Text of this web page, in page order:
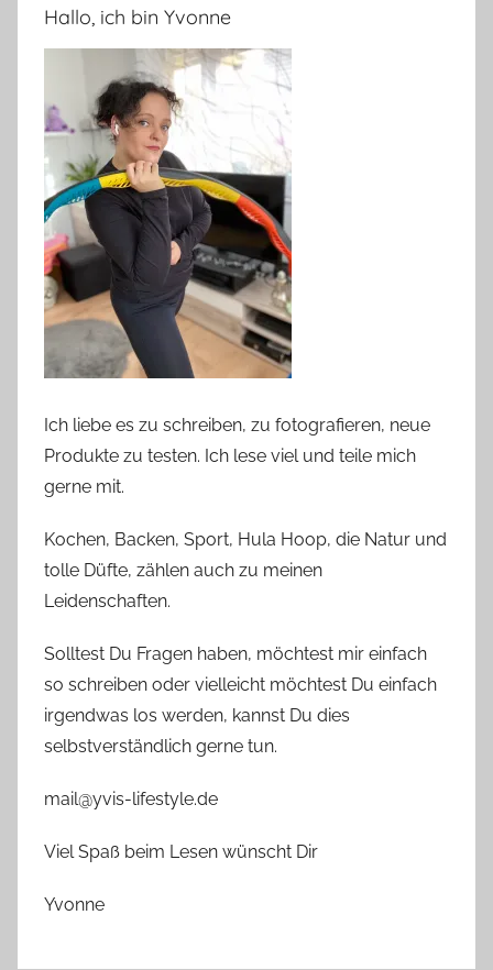
Hallo, ich bin Yvonne
Ich liebe es zu schreiben, zu fotografieren, neue
Produkte zu testen. Ich lese viel und teile mich
gerne mit.
Kochen, Backen, Sport, Hula Hoop, die Natur und
tolle Düfte, zählen auch zu meinen
Leidenschaften.
Solltest Du Fragen haben, möchtest mir einfach
so schreiben oder vielleicht möchtest Du einfach
irgendwas los werden, kannst Du dies
selbstverständlich gerne tun.
mail@yvis-lifestyle.de
Viel Spaß beim Lesen wünscht Dir
Yvonne